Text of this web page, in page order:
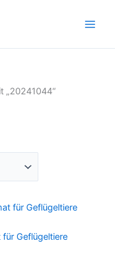
„20241044“
Geflügeltiere